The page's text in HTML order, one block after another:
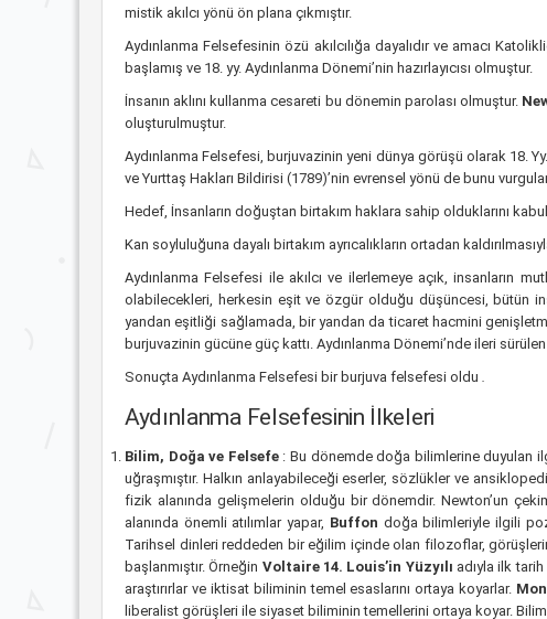
mistik akılcı yönü ön plana çıkmıştır.
Aydınlanma Felsefesinin özü akılcılığa dayalıdır ve amacı
başlamış ve 18. yy. Aydınlanma Dönemi’nin hazırlayıcısı olmuştur.
İnsanın aklını kullanma cesareti bu dönemin parolası olmuştur.
oluşturulmuştur.
Aydınlanma Felsefesi, burjuvazinin yeni dünya görüşü olarak 18.
ve Yurttaş Hakları Bildirisi (1789)’nin evrensel yönü de bunu
Hedef, İnsanların doğuştan birtakım haklara sahip olduklarını
Kan soyluluğuna dayalı birtakım ayrıcalıkların ortadan
Aydınlanma Felsefesi ile akılcı ve ilerlemeye açık, insanların
olabilecekleri, herkesin eşit ve özgür olduğu düşüncesi, bütün
yandan eşitliği sağlamada, bir yandan da ticaret hacmini
burjuvazinin gücüne güç kattı. Aydınlanma Dönemi’nde ileri
Sonuçta Aydınlanma Felsefesi bir burjuva felsefesi oldu .
Aydınlanma Felsefesinin İlkeleri
Bilim, Doğa ve Felsefe : Bu dönemde doğa bilimlerine duyulan
uğraşmıştır. Halkın anlayabileceği eserler, sözlükler ve
fizik alanında gelişmelerin olduğu bir dönemdir. Newton’un
alanında önemli atılımlar yapar, Buffon doğa bilimleriyle ilgili
Tarihsel dinleri reddeden bir eğilim içinde olan filozoflar,
başlanmıştır. Örneğin Voltaire 14. Louis’in Yüzyılı adıyla ilk tarih
araştırırlar ve iktisat biliminin temel esaslarını ortaya koyarlar.
liberalist görüşleri ile siyaset biliminin temellerini ortaya koyar.